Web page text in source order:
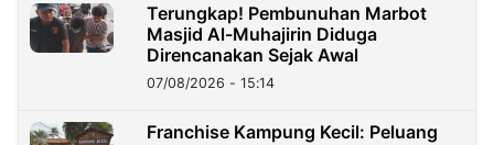
Terungkap! Pembunuhan Marbot
Masjid Al-Muhajirin Diduga
Direncanakan Sejak Awal
07/08/2026 - 15:14
Franchise Kampung Kecil: Peluang